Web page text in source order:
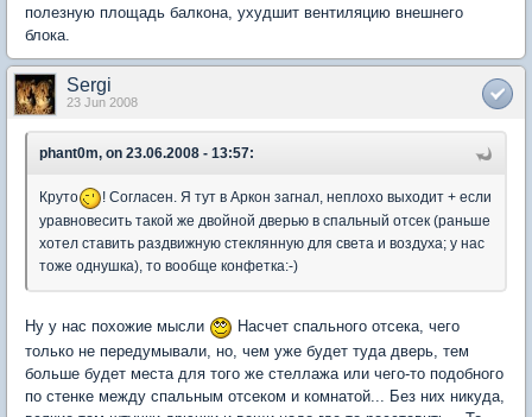
полезную площадь балкона, ухудшит вентиляцию внешнего
блока.
Sergi
23 Jun 2008
phant0m, on 23.06.2008 - 13:57:
Круто
! Согласен. Я тут в Аркон загнал, неплохо выходит + если
уравновесить такой же двойной дверью в спальный отсек (раньше
хотел ставить раздвижную стеклянную для света и воздуха; у нас
тоже однушка), то вообще конфетка:-)
Ну у нас похожие мысли
Насчет спального отсека, чего
только не передумывали, но, чем уже будет туда дверь, тем
больше будет места для того же стеллажа или чего-то подобного
по стенке между спальным отсеком и комнатой... Без них никуда,